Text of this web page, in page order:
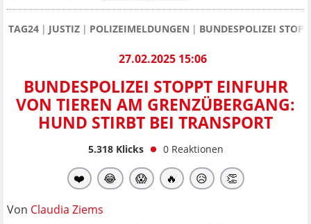
TAG24 JUSTIZ POLIZEIMELDUNGEN BUNDESPOLIZEI
27.02.2025 15:06
BUNDESPOLIZEI STOPPT EINFUHR
VON TIEREN AM GRENZÜBERGANG:
HUND STIRBT BEI TRANSPORT
5.318Klicks 0 Reaktionen
❤️ 😂 😱 🔥 😥 👏
Von Claudia Ziems